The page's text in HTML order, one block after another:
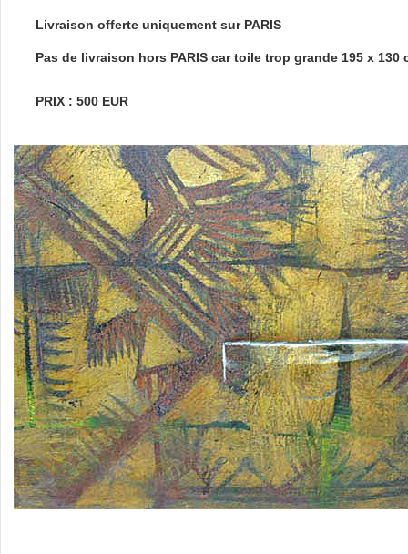
Livraison offerte uniquement sur PARIS
Pas de livraison hors PARIS car toile trop grande 195 x 130
PRIX : 500 EUR